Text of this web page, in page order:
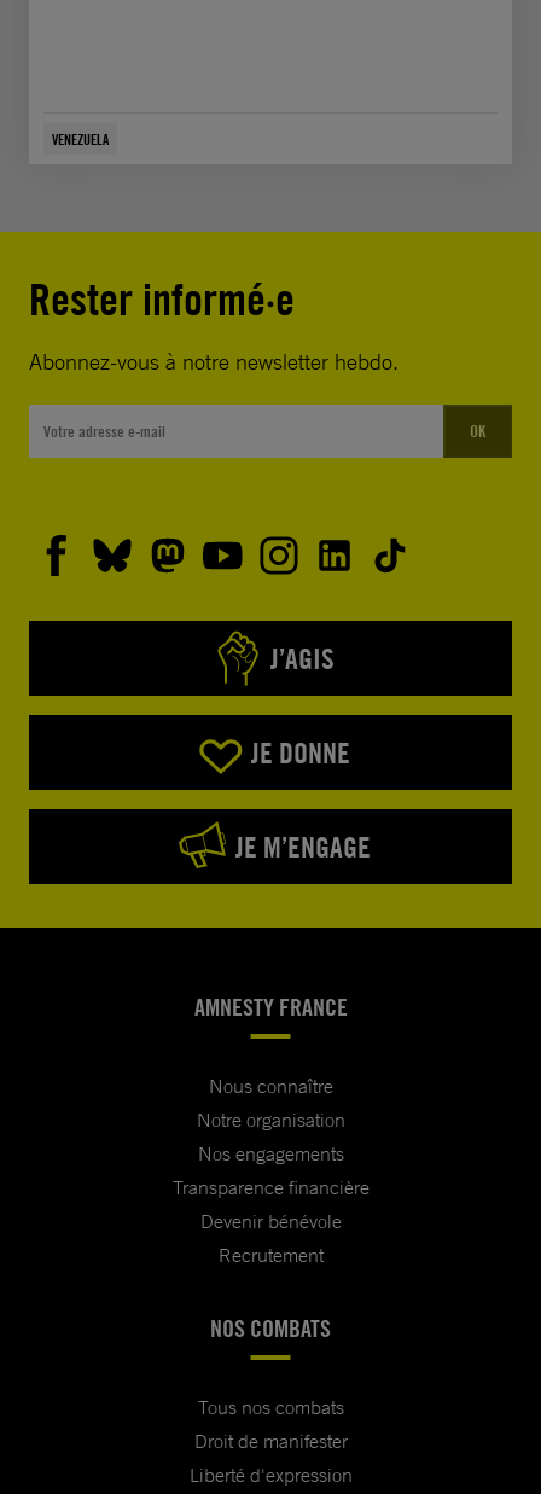
VENEZUELA
Rester informé·e
Abonnez-vous à notre newsletter hebdo.
OK
J’AGIS
JE DONNE
JE M’ENGAGE
AMNESTY FRANCE
Nous connaître
Notre organisation
Nos engagements
Transparence financière
Devenir bénévole
Recrutement
NOS COMBATS
Tous nos combats
Droit de manifester
Liberté d'expression